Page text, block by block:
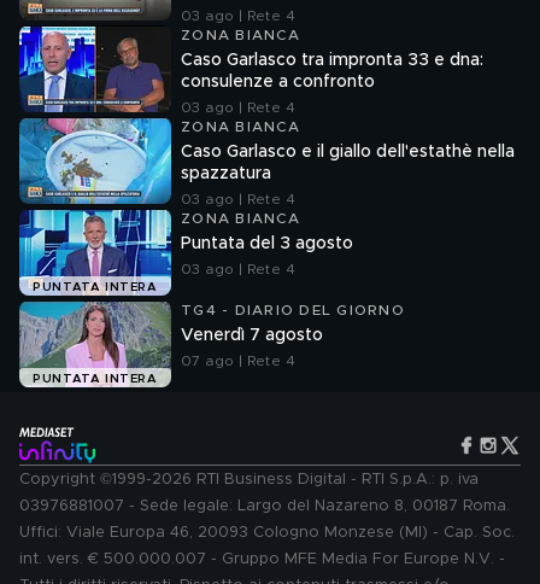
03 ago | Rete 4
ZONA BIANCA
Caso Garlasco tra impronta 33 e dna:
consulenze a confronto
03 ago | Rete 4
ZONA BIANCA
Caso Garlasco e il giallo dell'estathè nella
spazzatura
03 ago | Rete 4
PUNTATA INTERA
ZONA BIANCA
Puntata del 3 agosto
03 ago | Rete 4
PUNTATA INTERA
TG4 - DIARIO DEL GIORNO
Venerdì 7 agosto
07 ago | Rete 4
Copyright ©1999-2026 RTI Business Digital - RTI S.p.A.: p. iva
03976881007 - Sede legale: Largo del Nazareno 8, 00187 Roma.
Uffici: Viale Europa 46, 20093 Cologno Monzese (MI) - Cap. Soc.
int. vers. € 500.000.007 - Gruppo MFE Media For Europe N.V. -